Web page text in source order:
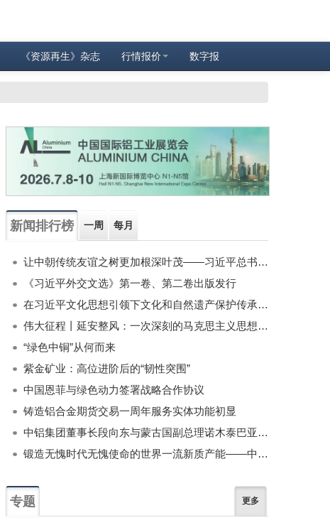
《资源再生》杂志 行情报价 数字报
新闻排行榜 一周 每月
让中朝传统友谊之树更加根深叶茂——习近平总书记对朝鲜进行国事访问纪实
《习近平外交文选》第一卷、第二卷出版发行
在习近平文化思想引领下文化和自然遗产保护传承利用工作开创新局面
伟大征程丨延安整风：一次深刻的马克思主义思想教育运动
“绿色中铜”从何而来
紫金矿业：高位进阶后的“韧性突围”
中国恩菲与绿色动力签署战略合作协议
铸造铝合金期货交易一周年服务实体功能初显
中铝集团董事长段向东与蒙古国副总理诺木泰巴亚尔举行会谈
锻造无愧时代无愧使命的世界一流新质产能——中国有色金属工业的战略应对与破局之道（二）
专题 更多